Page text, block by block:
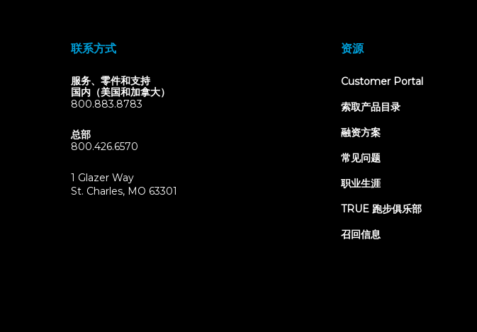
联系方式
服务、零件和支持
国内（美国和加拿大）
800.883.8783
总部
800.426.6570
1 Glazer Way
St. Charles, MO 63301
资源
Customer Portal(opens
索取产品目录
融资方案
常见问题
职业生涯
TRUE 跑步俱乐部
召回信息